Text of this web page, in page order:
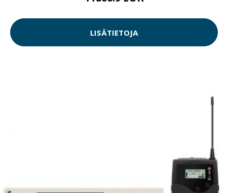
LISÄTIETOJA